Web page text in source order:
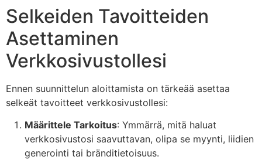
Selkeiden Tavoitteiden
Asettaminen
Verkkosivustollesi
Ennen suunnittelun aloittamista on tärkeää asettaa
selkeät tavoitteet verkkosivustollesi:
Määrittele Tarkoitus: Ymmärrä, mitä haluat
verkkosivustosi saavuttavan, olipa se myynti, liidien
generointi tai bränditietoisuus.